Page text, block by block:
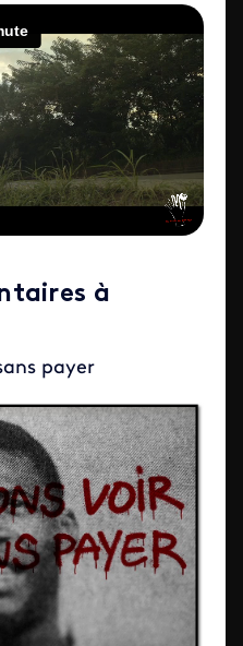
à
payer